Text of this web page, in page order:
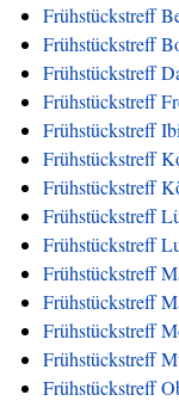
Frühstückstreff
Frühstückstreff
Frühstückstreff
Frühstückstreff
Frühstückstreff
Frühstückstreff
Frühstückstreff
Frühstückstreff
Frühstückstreff
Frühstückstreff
Frühstückstreff
Frühstückstreff
Frühstückstreff
Frühstückstreff